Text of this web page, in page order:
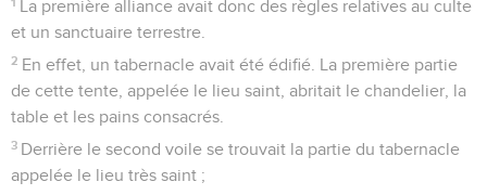
La première alliance avait donc des règles relatives au culte
et un sanctuaire terrestre.
2 En effet, un tabernacle avait été édifié. La première partie
de cette tente, appelée le lieu saint, abritait le chandelier, la
table et les pains consacrés.
3 Derrière le second voile se trouvait la partie du tabernacle
appelée le lieu très saint ;